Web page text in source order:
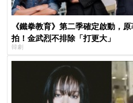
《鐵拳教育》第二季確定啟動，
拍！金武烈不排除「打更大」
韓劇